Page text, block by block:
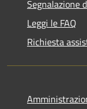
Segnalazione
Leggi le FAQ
Richiesta